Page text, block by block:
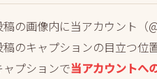
稿の画像内に当アカウント（
稿のキャプションの目立つ位
ャプションで当アカウントへ